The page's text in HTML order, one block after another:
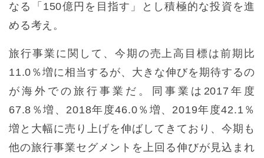
なる「150億円を目指す」とし積極的な投資を進
める考え。
旅行事業に関して、今期の売上高目標は前期比
11.0％増に相当するが、大きな伸びを期待するの
が海外での旅行事業だ。同事業は2017年度
67.8％増、2018年度46.0％増、2019年度42.1％
増と大幅に売り上げを伸ばしてきており、今期も
他の旅行事業セグメントを上回る伸びが見込まれ